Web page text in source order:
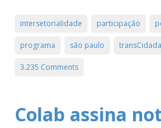
intersetorialidade participação
programa são paulo
3.235 Comments
Colab assina